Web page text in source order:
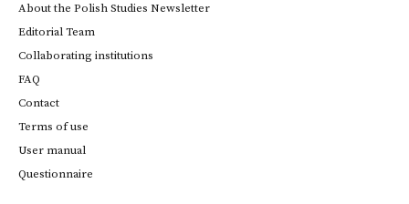
About the Polish Studies Newsletter
Editorial Team
Collaborating institutions
FAQ
Contact
Terms of use
User manual
Questionnaire